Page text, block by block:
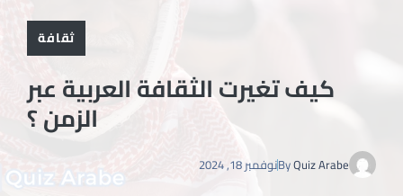
ثقافة
كيف تغيرت الثقافة العربية عبر
الزمن ؟
ByQuiz Arabe نوفمبر 18, 2024